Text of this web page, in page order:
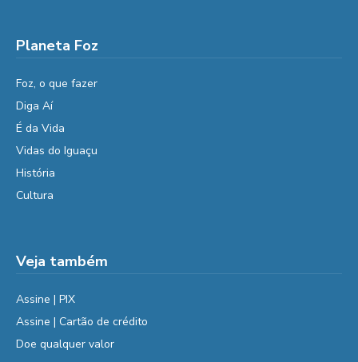
Planeta Foz
Foz, o que fazer
Diga Aí
É da Vida
Vidas do Iguaçu
História
Cultura
Veja também
Assine | PIX
Assine | Cartão de crédito
Doe qualquer valor